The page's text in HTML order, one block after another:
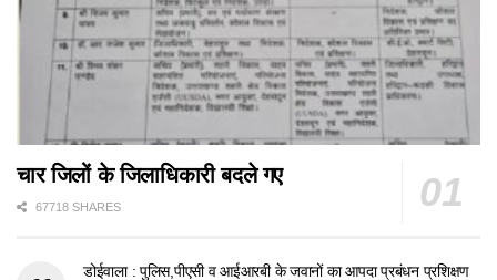
चार जिलों के जिलाधिकारी बदले गए
67718 SHARES
डोईवाला : पुलिस,पीएसी व आईआरबी के जवानों का आपदा प्रबंधन प्रशिक्षण